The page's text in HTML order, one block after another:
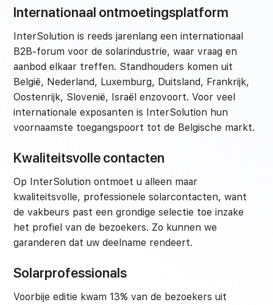
Internationaal ontmoetingsplatform
InterSolution is reeds jarenlang een internationaal
B2B-forum voor de solarindustrie, waar vraag en
aanbod elkaar treffen. Standhouders komen uit
België, Nederland, Luxemburg, Duitsland, Frankrijk,
Oostenrijk, Slovenië, Israël enzovoort. Voor veel
internationale exposanten is InterSolution hun
voornaamste toegangspoort tot de Belgische markt.
Kwaliteitsvolle contacten
Op InterSolution ontmoet u alleen maar
kwaliteitsvolle, professionele solarcontacten, want
de vakbeurs past een grondige selectie toe inzake
het profiel van de bezoekers. Zo kunnen we
garanderen dat uw deelname rendeert.
Solarprofessionals
Voorbije editie kwam 13% van de bezoekers uit